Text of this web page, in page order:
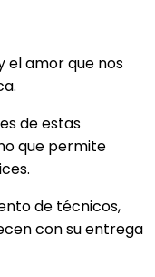
el amor que nos
de estas
que permite
de técnicos,
con su entrega